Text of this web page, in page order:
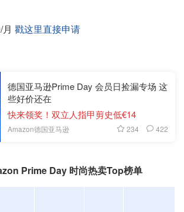
戳这里直接申请
德国亚马逊Prime Day 会员日捡漏专场 这
些好价还在
快来领奖！双立人指甲剪史低€14
Amazon德国亚马逊 234 422
Prime Day 时尚热卖Top榜单